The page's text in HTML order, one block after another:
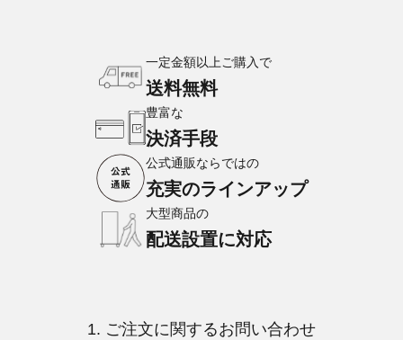
一定金額以上ご購入で
送料無料
豊富な
決済手段
公式通販ならではの
充実のラインアップ
大型商品の
配送設置に対応
1. ご注文に関するお問い合わせ